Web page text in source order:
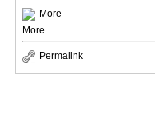
More
More
Permalink